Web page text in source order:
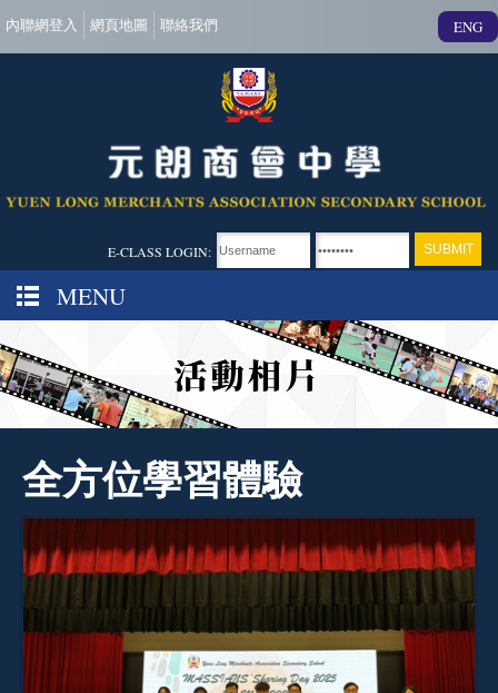
內聯網登入 網頁地圖 聯絡我們 ENG
E-CLASS LOGIN:
MENU
全方位學習體驗